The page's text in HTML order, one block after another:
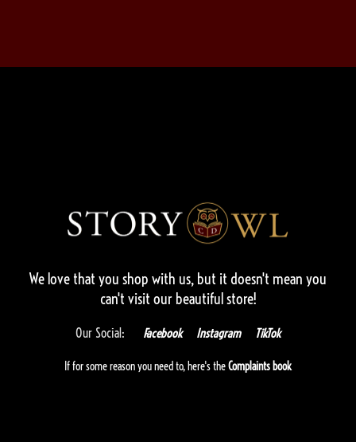
We love that you shop with us, but it doesn't mean you
can't visit our beautiful store!
Our Social: Facebook Instagram TikTok
If for some reason you need to, here's theComplaints book